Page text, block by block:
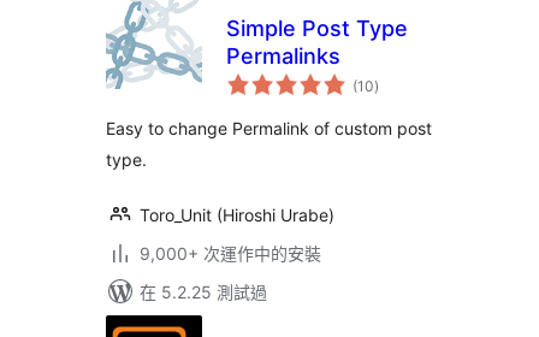
Simple Post Type
Permalinks
(10總
評)
Easy to change Permalink of custom post
type.
Toro_Unit (Hiroshi Urabe)
9,000+ 次運作中的安裝
在 5.2.25 測試過